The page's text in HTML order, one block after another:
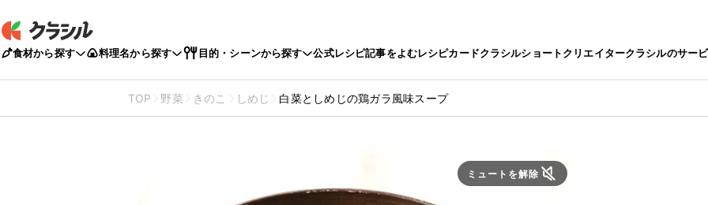
食材から探す 料理名から探す 目的・シーンから探す 公式レシピ記事をよむレシピカードクラシルショートクリエイタークラシルのサー
TOP 野菜 きのこ しめじ 白菜としめじの鶏ガラ風味スープ
ミュートを解除